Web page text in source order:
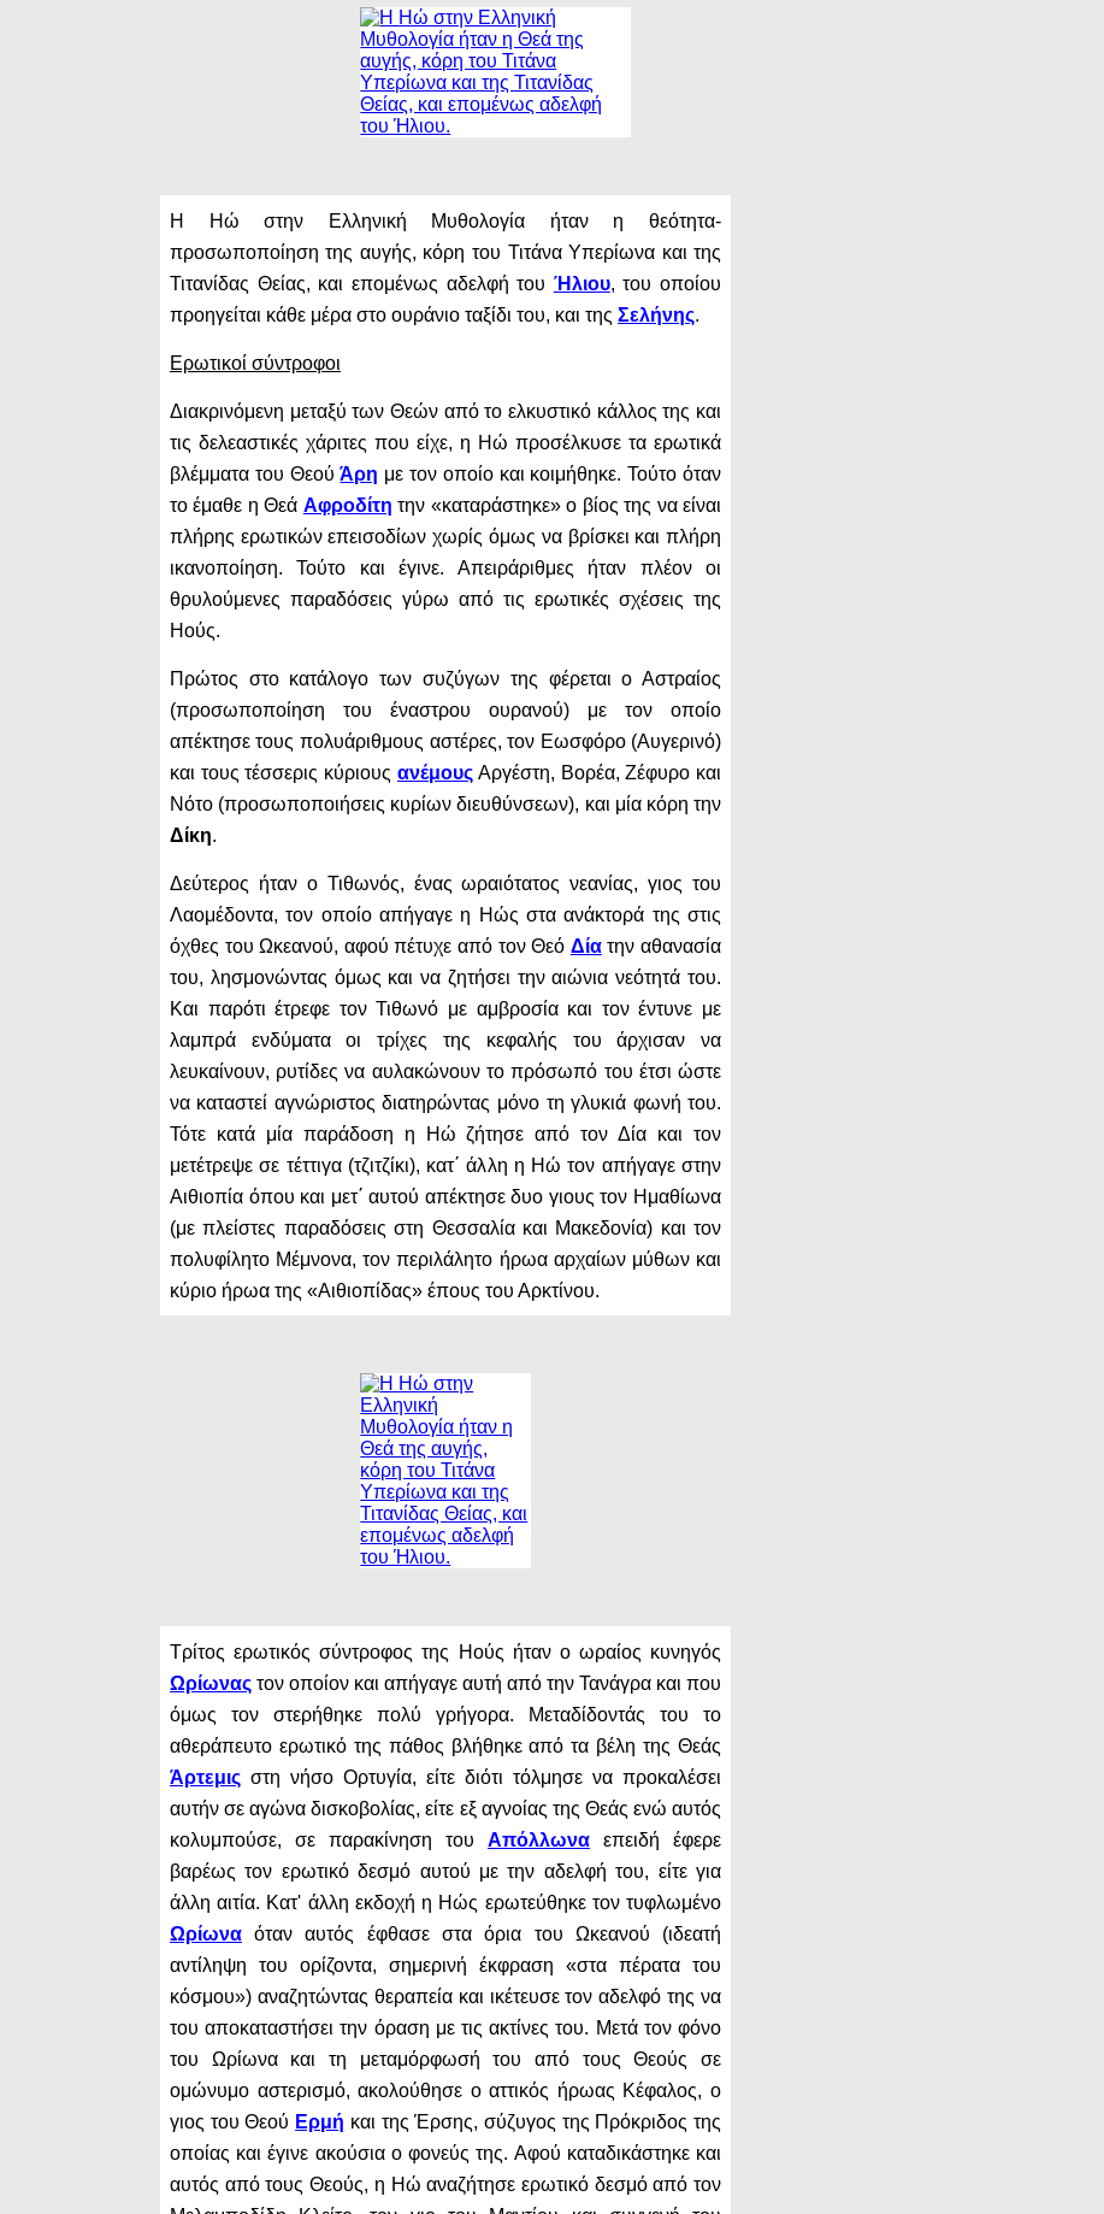
Η Ηώ στην Ελληνική Μυθολογία ήταν η θεότητα-
προσωποποίηση της αυγής, κόρη του Τιτάνα Υπερίωνα και της
Τιτανίδας Θείας, και επομένως αδελφή του Ήλιου, του οποίου
προηγείται κάθε μέρα στο ουράνιο ταξίδι του, και της Σελήνης.
Ερωτικοί σύντροφοι
Διακρινόμενη μεταξύ των Θεών από το ελκυστικό κάλλος της και
τις δελεαστικές χάριτες που είχε, η Ηώ προσέλκυσε τα ερωτικά
βλέμματα του ΘεούΆρη με τον οποίο και κοιμήθηκε. Τούτο όταν
το έμαθε η Θεά Αφροδίτη την «καταράστηκε» ο βίος της να είναι
πλήρης ερωτικών επεισοδίων χωρίς όμως να βρίσκει και πλήρη
ικανοποίηση. Τούτο και έγινε. Απειράριθμες ήταν πλέον οι
θρυλούμενες παραδόσεις γύρω από τις ερωτικές σχέσεις της
Ηούς.
Πρώτος στο κατάλογο των συζύγων της φέρεται ο Αστραίος
(προσωποποίηση του έναστρου ουρανού) με τον οποίο
απέκτησε τους πολυάριθμους αστέρες, τον Εωσφόρο (Αυγερινό)
και τους τέσσερις κύριους ανέμους Αργέστη, Βορέα, Ζέφυρο και
Νότο (προσωποποιήσεις κυρίων διευθύνσεων), και μία κόρη την
Δίκη.
Δεύτερος ήταν ο Τιθωνός, ένας ωραιότατος νεανίας, γιος του
Λαομέδοντα, τον οποίο απήγαγε η Ηώς στα ανάκτορά της στις
όχθες του Ωκεανού, αφού πέτυχε από τον Θεό Δίατην αθανασία
του, λησμονώντας όμως και να ζητήσει την αιώνια νεότητά του.
Και παρότι έτρεφε τον Τιθωνό με αμβροσία και τον έντυνε με
λαμπρά ενδύματα οι τρίχες της κεφαλής του άρχισαν να
λευκαίνουν, ρυτίδες να αυλακώνουν το πρόσωπό του έτσι ώστε
να καταστεί αγνώριστος διατηρώντας μόνο τη γλυκιά φωνή του.
Τότε κατά μία παράδοση η Ηώ ζήτησε από τον Δία και τον
μετέτρεψε σε τέττιγα (τζιτζίκι), κατ΄ άλλη η Ηώ τον απήγαγε στην
Αιθιοπία όπου και μετ΄ αυτού απέκτησε δυο γιους τον Ημαθίωνα
(με πλείστες παραδόσεις στη Θεσσαλία και Μακεδονία) και τον
πολυφίλητο Μέμνονα, τον περιλάλητο ήρωα αρχαίων μύθων και
κύριο ήρωα της «Αιθιοπίδας» έπους του Αρκτίνου.
Τρίτος ερωτικός σύντροφος της Ηούς ήταν ο ωραίος κυνηγός
Ωρίωναςτον οποίον και απήγαγε αυτή από την Τανάγρα και που
όμως τον στερήθηκε πολύ γρήγορα. Μεταδίδοντάς του το
αθεράπευτο ερωτικό της πάθος βλήθηκε από τα βέλη της Θεάς
Άρτεμιςστη νήσο Ορτυγία, είτε διότι τόλμησε να προκαλέσει
αυτήν σε αγώνα δισκοβολίας, είτε εξ αγνοίας της Θεάς ενώ αυτός
κολυμπούσε, σε παρακίνηση τουΑπόλλωνα επειδή έφερε
βαρέως τον ερωτικό δεσμό αυτού με την αδελφή του, είτε για
άλλη αιτία. Κατ' άλλη εκδοχή η Ηώς ερωτεύθηκε τον τυφλωμένο
Ωρίωναόταν αυτός έφθασε στα όρια του Ωκεανού (ιδεατή
αντίληψη του ορίζοντα, σημερινή έκφραση «στα πέρατα του
κόσμου») αναζητώντας θεραπεία και ικέτευσε τον αδελφό της να
του αποκαταστήσει την όραση με τις ακτίνες του. Μετά τον φόνο
του Ωρίωνα και τη μεταμόρφωσή του από τους Θεούς σε
ομώνυμο αστερισμό, ακολούθησε ο αττικός ήρωας Κέφαλος, ο
γιος του Θεού Ερμή και της Έρσης, σύζυγος της Πρόκριδος της
οποίας και έγινε ακούσια ο φονεύς της. Αφού καταδικάστηκε και
αυτός από τους Θεούς, η Ηώ αναζήτησε ερωτικό δεσμό από τον